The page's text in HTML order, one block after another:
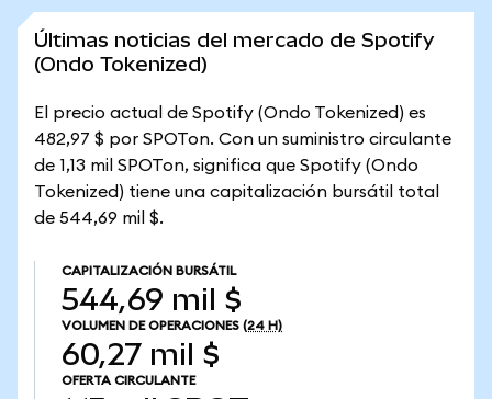
Últimas noticias del mercado de Spotify
(Ondo Tokenized)
El precio actual de Spotify (Ondo Tokenized) es
482,97 $ por SPOTon. Con un suministro circulante
de 1,13 mil SPOTon, significa que Spotify (Ondo
Tokenized) tiene una capitalización bursátil total
de 544,69 mil $.
CAPITALIZACIÓN BURSÁTIL
544,69 mil $
VOLUMEN DE OPERACIONES (24 H)
60,27 mil $
OFERTA CIRCULANTE